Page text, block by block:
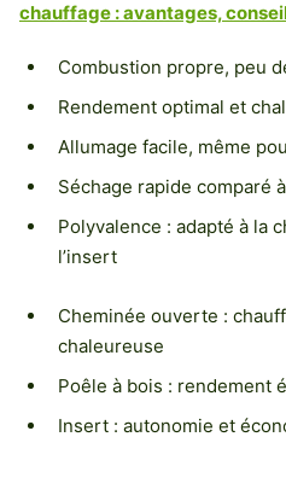
chauffage : avantages,
Combustion propre, peu
Rendement optimal et
Allumage facile, même
Séchage rapide comparé
Polyvalence : adapté à la
l’insert
Cheminée ouverte :
chaleureuse
Poêle à bois : rendement
Insert : autonomie et